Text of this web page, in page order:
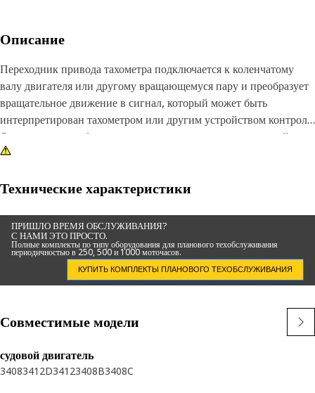
Описание
Переходник привода тахометра подключается к коленчатому
валу двигателя или другому вращающемуся пару и преобразует
вращательное движение в сигнал, который может быть
интерпретирован тахометром или другим устройством контроля.
Он включает в себя ведущую шестерню или шкив, который
входит в зацепление с коленчатым валом двигателя или другими
приводным валом, который передает вращательное движение на
Характеристики:
• Обеспечивает точное измерение частоты вращения двигателя
• Обеспечивает герметичное и надежное соединение
Адаптер привода тахометра предназначен для обеспечения
Технические характеристики
ПРИШЛО ВРЕМЯ ОБСЛУЖИВАНИЯ?
С НАМИ ЭТО ПРОСТО.
Полные комплекты по типу оборудования для планового техобслуживания
периодичностью в 250, 500 и 1000 моточасов.
КУПИТЬ КОМПЛЕКТЫ ПЛАНОВОГО ТЕХОБСЛУЖИВАНИЯ
Совместимые модели
судовой двигатель
34083412D34123408B3408C